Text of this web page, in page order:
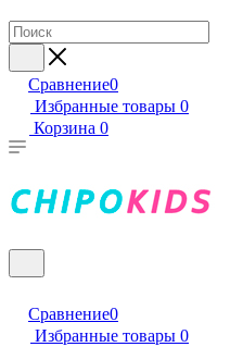
Сравнение0
Избранные товары 0
Корзина 0
Сравнение0
Избранные товары 0